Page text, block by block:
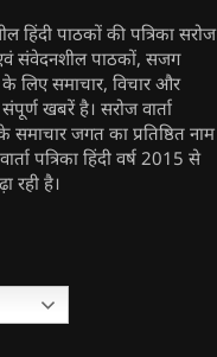
हिंदी पाठकों की पत्रिका सरोज
एवं संवेदनशील पाठकों, सजग
लिए समाचार, विचार और
खबरें है। सरोज वार्ता
जगत का प्रतिष्ठित नाम
पत्रिका हिंदी वर्ष 2015 से
रही है।